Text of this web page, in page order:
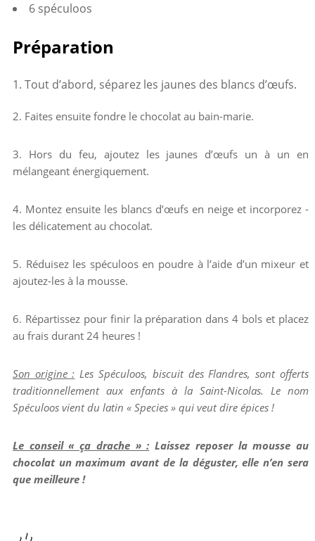
6 spéculoos
Préparation
Tout d’abord, séparez les jaunes des blancs d’œufs.
2. Faites ensuite fondre le chocolat au bain-marie.
3. Hors du feu, ajoutez les jaunes d’œufs un à un en
mélangeant énergiquement.
4. Montez ensuite les blancs d’œufs en neige et incorporez -
les délicatement au chocolat.
5. Réduisez les spéculoos en poudre à l’aide d’un mixeur et
ajoutez-les à la mousse.
6. Répartissez pour finir la préparation dans 4 bols et placez
au frais durant 24 heures !
Son origine : Les Spéculoos, biscuit des Flandres, sont offerts
traditionnellement aux enfants à la Saint-Nicolas. Le nom
Spéculoos vient du latin « Species » qui veut dire épices !
Le conseil « ça drache » : Laissez reposer la mousse au
chocolat un maximum avant de la déguster, elle n’en sera
que meilleure !